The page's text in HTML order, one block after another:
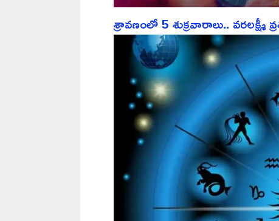
శ్రావణంలో 5 శుక్రవారాలు.. వరలక్ష్మీ